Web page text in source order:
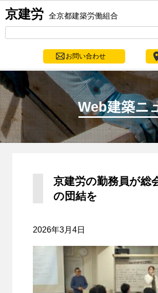
京建労 全京都建築労働組合
お問い合わせ
Web建築ニ
京建労の勤務員が総
の団結を
2026年3月4日